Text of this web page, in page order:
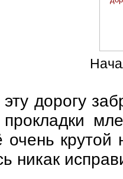
дорогу
очень крутой
никак